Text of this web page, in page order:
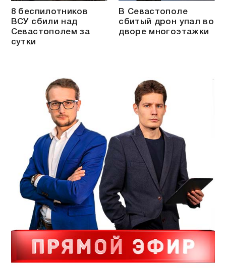
8 беспилотников
ВСУ сбили над
Севастополем за
сутки
В Севастополе
сбитый дрон упал во
дворе многоэтажки